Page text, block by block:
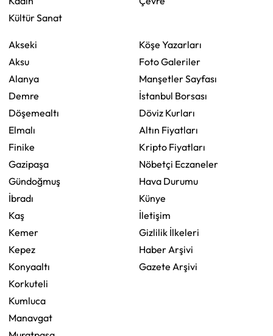
Kültür Sanat
Akseki
Aksu
Alanya
Demre
Döşemealtı
Elmalı
Finike
Gazipaşa
Gündoğmuş
İbradı
Kaş
Kemer
Kepez
Konyaaltı
Korkuteli
Kumluca
Manavgat
Köşe Yazarları
Foto Galeriler
Manşetler Sayfası
İstanbul Borsası
Döviz Kurları
Altın Fiyatları
Kripto Fiyatları
Nöbetçi Eczaneler
Hava Durumu
Künye
İletişim
Gizlilik İlkeleri
Haber Arşivi
Gazete Arşivi